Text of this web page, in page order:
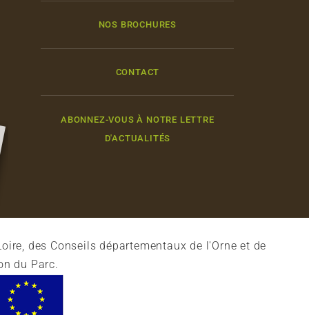
NOS BROCHURES
CONTACT
ABONNEZ-VOUS À NOTRE LETTRE
D'ACTUALITÉS
des Conseils départementaux de l'Orne et de
du Parc.